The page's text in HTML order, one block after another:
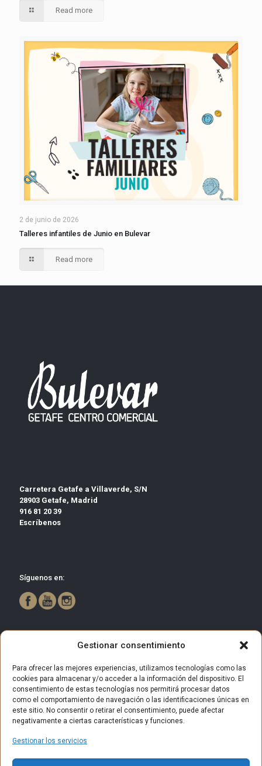
Gestionar consentimiento
Para ofrecer las mejores experiencias, utilizamos tecnologías como las
cookies para almacenar y/o acceder a la información del dispositivo. El
consentimiento de estas tecnologías nos permitirá procesar datos
como el comportamiento de navegación o las identificaciones únicas en
este sitio. No consentir o retirar el consentimiento, puede afectar
negativamente a ciertas características y funciones.
Gestionar los servicios
Read more
2 de junio de 2026
Talleres infantiles de Junio en Bulevar
Read more
Carretera Getafe a Villaverde, S/N
28903 Getafe, Madrid
916 81 20 39
Escríbenos
Síguenos en: